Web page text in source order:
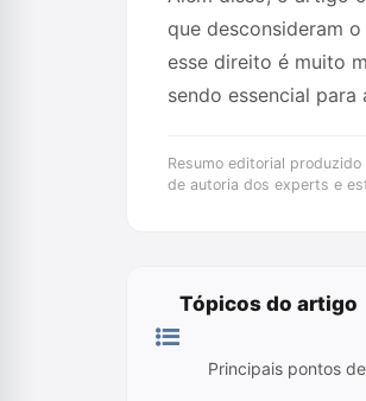
que desconsideram
esse direito é muito
sendo essencial
Resumo editorial
de autoria dos experts e
Tópicos do artigo
Principais pontos